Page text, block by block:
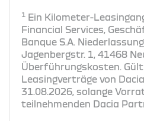
1 Ein Kilometer-
Financial Services,
Banque S.A.
Jagenbergstr. 1, 41468
Überführungskosten.
Leasingverträge von
31.08.2026, solange
teilnehmenden Dacia